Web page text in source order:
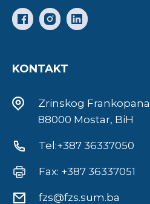
KONTAKT
Zrinskog Frankopana
88000 Mostar, BiH
Tel:+387 36337050
Fax: +387 36337051
fzs@fzs.sum.ba